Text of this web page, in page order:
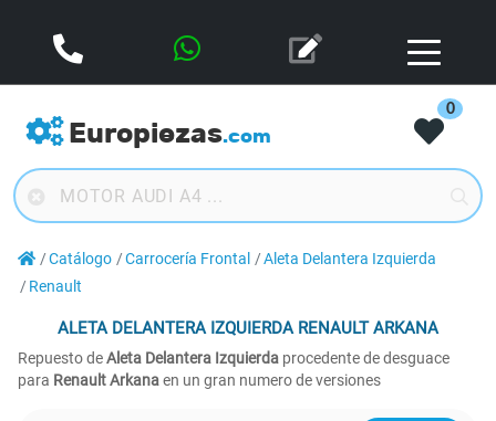
Europiezas.com
0
Catálogo Carrocería Frontal
Aleta Delantera Izquierda
Renault
ALETA DELANTERA IZQUIERDARENAULT ARKANA
Repuesto deAleta Delantera Izquierda procedente de desguace
para Renault Arkanaen un gran numero de versiones